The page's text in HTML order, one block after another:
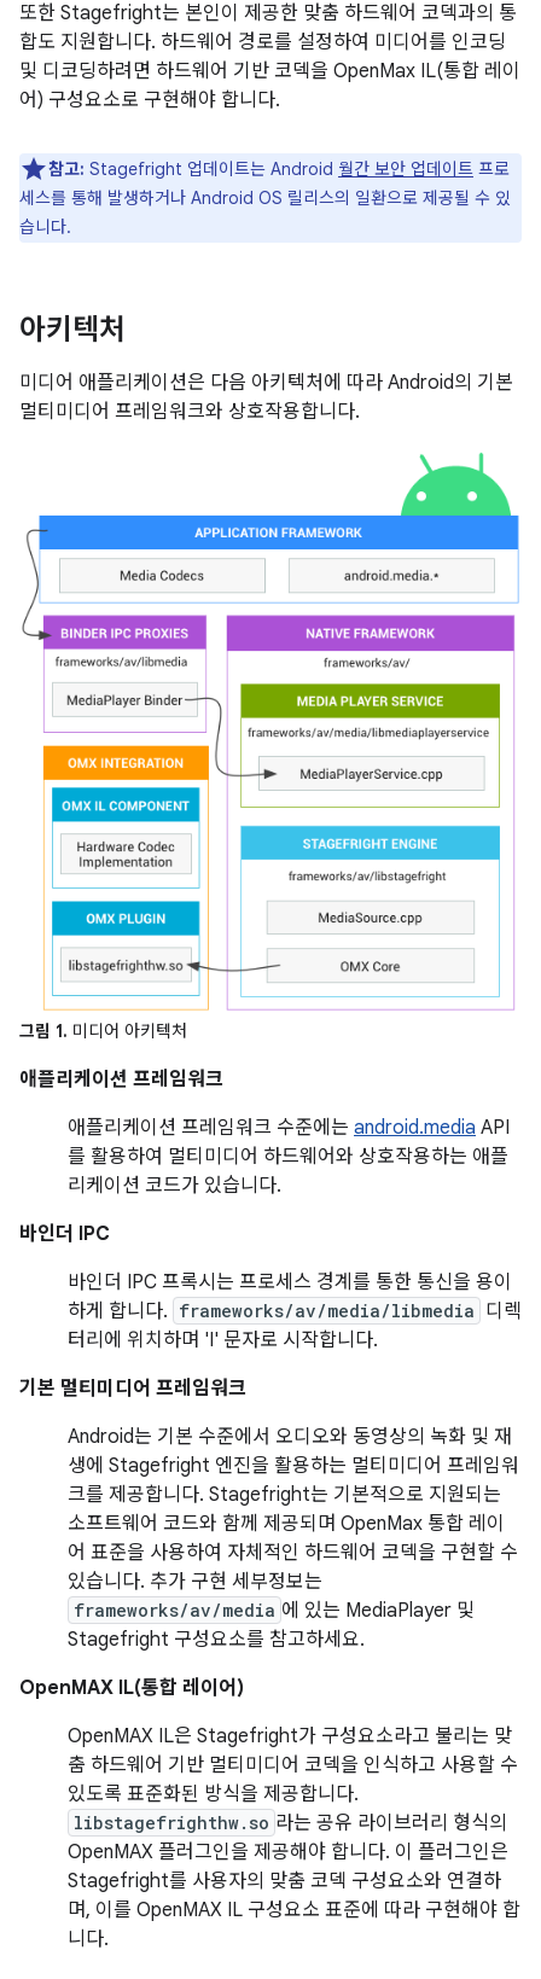
또한 Stagefright는 본인이 제공한 맞춤 하드웨어 코덱과의 통
합도 지원합니다. 하드웨어 경로를 설정하여 미디어를 인코딩
및 디코딩하려면 하드웨어 기반 코덱을 OpenMax IL(통합 레이
어) 구성요소로 구현해야 합니다.
참고: Stagefright 업데이트는 Android 월간 보안 업데이트 프로
세스를 통해 발생하거나 Android OS 릴리스의 일환으로 제공될 수 있
습니다.
아키텍처
미디어 애플리케이션은 다음 아키텍처에 따라 Android의 기본
멀티미디어 프레임워크와 상호작용합니다.
그림 1. 미디어 아키텍처
애플리케이션 프레임워크
애플리케이션 프레임워크 수준에는 android.media API
를 활용하여 멀티미디어 하드웨어와 상호작용하는 애플
리케이션 코드가 있습니다.
바인더 IPC
바인더 IPC 프록시는 프로세스 경계를 통한 통신을 용이
하게 합니다. frameworks/av/media/libmedia 디렉
터리에 위치하며 'I' 문자로 시작합니다.
기본 멀티미디어 프레임워크
Android는 기본 수준에서 오디오와 동영상의 녹화 및 재
생에 Stagefright 엔진을 활용하는 멀티미디어 프레임워
크를 제공합니다. Stagefright는 기본적으로 지원되는
소프트웨어 코드와 함께 제공되며 OpenMax 통합 레이
어 표준을 사용하여 자체적인 하드웨어 코덱을 구현할 수
있습니다. 추가 구현 세부정보는
frameworks/av/media 에 있는 MediaPlayer 및
Stagefright 구성요소를 참고하세요.
OpenMAX IL(통합 레이어)
OpenMAX IL은 Stagefright가 구성요소라고 불리는 맞
춤 하드웨어 기반 멀티미디어 코덱을 인식하고 사용할 수
있도록 표준화된 방식을 제공합니다.
libstagefrighthw.so 라는 공유 라이브러리 형식의
OpenMAX 플러그인을 제공해야 합니다. 이 플러그인은
Stagefright를 사용자의 맞춤 코덱 구성요소와 연결하
며, 이를 OpenMAX IL 구성요소 표준에 따라 구현해야 합
니다.